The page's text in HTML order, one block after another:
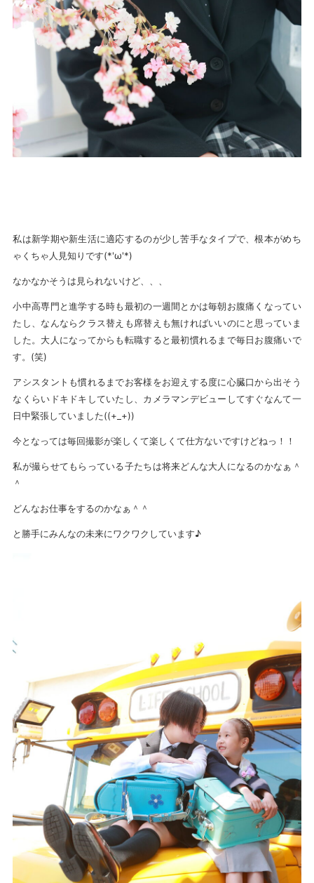
私は新学期や新生活に適応するのが少し苦手なタイプで、根本がめち
ゃくちゃ人見知りです(*'ω'*)
なかなかそうは見られないけど、、、
小中高専門と進学する時も最初の一週間とかは毎朝お腹痛くなってい
たし、なんならクラス替えも席替えも無ければいいのにと思っていま
した。大人になってからも転職すると最初慣れるまで毎日お腹痛いで
す。(笑)
アシスタントも慣れるまでお客様をお迎えする度に心臓口から出そう
なくらいドキドキしていたし、カメラマンデビューしてすぐなんて一
日中緊張していました((+_+))
今となっては毎回撮影が楽しくて楽しくて仕方ないですけどねっ！！
私が撮らせてもらっている子たちは将来どんな大人になるのかなぁ＾
＾
どんなお仕事をするのかなぁ＾＾
と勝手にみんなの未来にワクワクしています♪